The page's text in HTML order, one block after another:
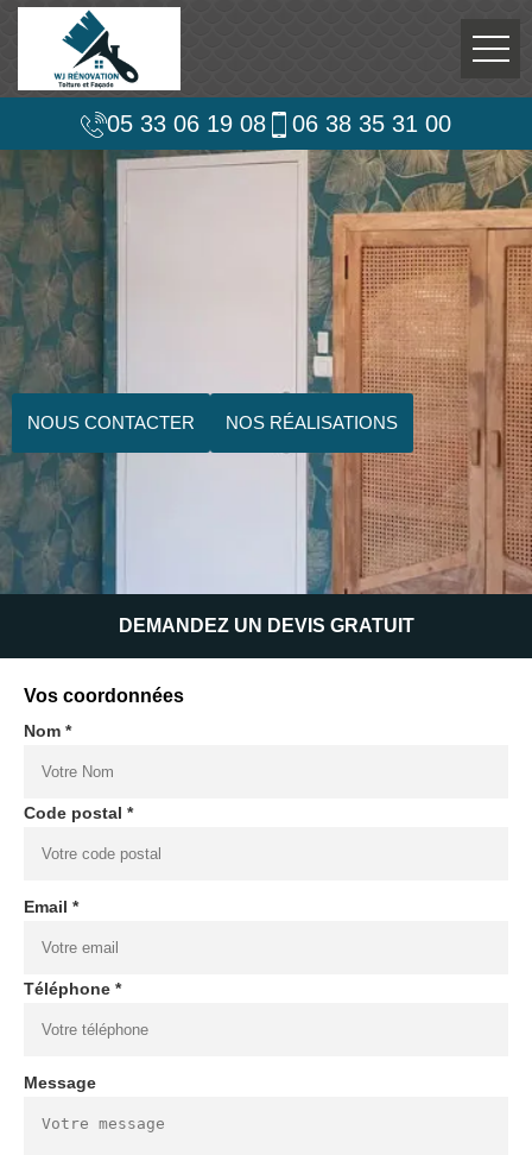
05 33 06 19 08 06 38 35 31 00
NOUS CONTACTER NOS RÉALISATIONS
DEMANDEZ UN DEVIS GRATUIT
Vos coordonnées
Nom *
Code postal *
Email *
Téléphone *
Message